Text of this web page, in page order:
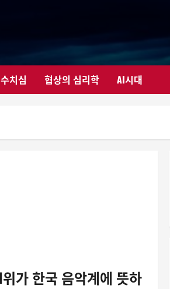
치심 협상의 심리학 AI시대
가 한국 음악계에 뜻하